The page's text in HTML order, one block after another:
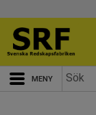
Meny